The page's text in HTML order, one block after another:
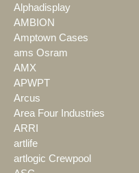
Alphadisplay
AMBION
Amptown Cases
ams Osram
AMX
APWPT
Arcus
Area Four Industries
ARRI
artlife
artlogic Crewpool